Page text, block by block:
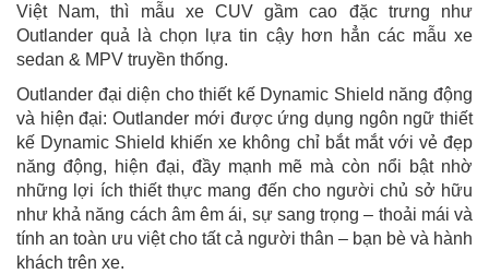
Việt Nam, thì mẫu xe CUV gầm cao đặc trưng như
Outlander quả là chọn lựa tin cậy hơn hẳn các mẫu xe
sedan & MPV truyền thống.
Outlander đại diện cho thiết kế Dynamic Shield năng động
và hiện đại: Outlander mới được ứng dụng ngôn ngữ thiết
kế Dynamic Shield khiến xe không chỉ bắt mắt với vẻ đẹp
năng động, hiện đại, đầy mạnh mẽ mà còn nổi bật nhờ
những lợi ích thiết thực mang đến cho người chủ sở hữu
như khả năng cách âm êm ái, sự sang trọng – thoải mái và
tính an toàn ưu việt cho tất cả người thân – bạn bè và hành
khách trên xe.